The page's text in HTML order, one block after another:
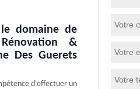
domaine de
&
Des Guerets
d'effectuer un